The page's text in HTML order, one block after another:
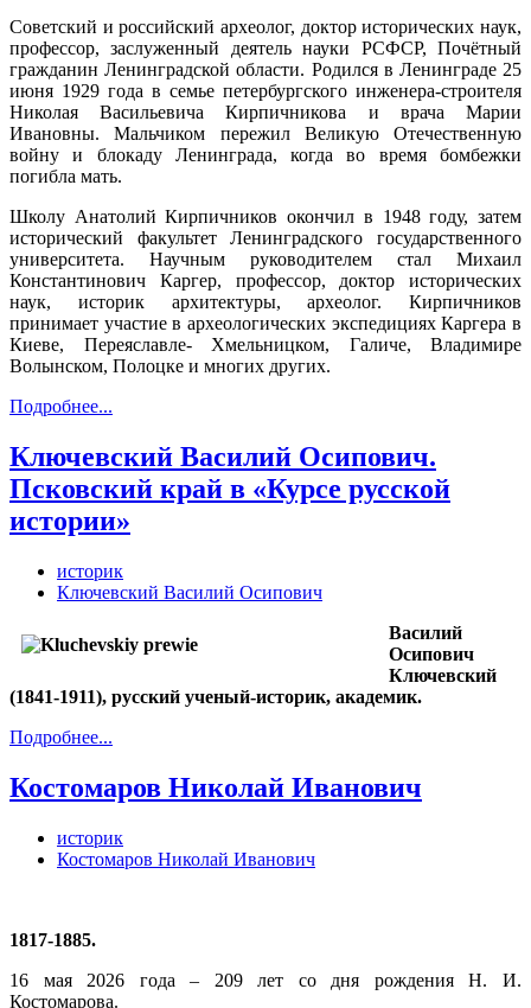
Советский и российский археолог, доктор исторических наук,
профессор, заслуженный деятель науки РСФСР, Почётный
гражданин Ленинградской области. Родился в Ленинграде 25
июня 1929 года в семье петербургского инженера-строителя
Николая Васильевича Кирпичникова и врача Марии
Ивановны. Мальчиком пережил Великую Отечественную
войну и блокаду Ленинграда, когда во время бомбежки
погибла мать.
Школу Анатолий Кирпичников окончил в 1948 году, затем
исторический факультет Ленинградского государственного
университета. Научным руководителем стал Михаил
Константинович Каргер, профессор, доктор исторических
наук, историк архитектуры, археолог. Кирпичников
принимает участие в археологических экспедициях Каргера в
Киеве, Переяславле- Хмельницком, Галиче, Владимире
Волынском, Полоцке и многих других.
Подробнее...
Ключевский Василий Осипович.
Псковский край в «Курсе русской
истории»
историк
Ключевский Василий Осипович
Василий
Осипович
Ключевский
(1841-1911), русский ученый-историк, академик.
Подробнее...
Костомаров Николай Иванович
историк
Костомаров Николай Иванович
1817-1885.
16 мая 2026 года – 209 лет со дня рождения Н. И.
Костомарова.